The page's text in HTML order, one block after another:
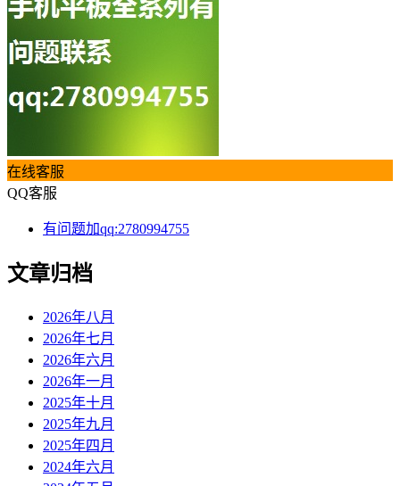
在线客服
QQ客服
有问题加qq:2780994755
文章归档
2026年八月
2026年七月
2026年六月
2026年一月
2025年十月
2025年九月
2025年四月
2024年六月